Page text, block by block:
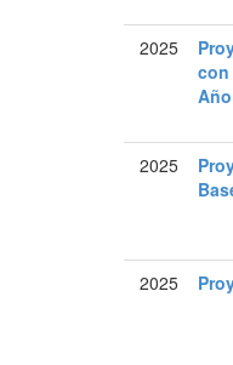
2025
con
2025
2025